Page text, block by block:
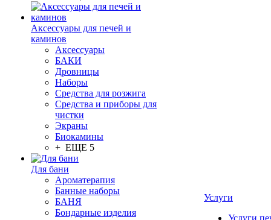
Аксессуары для печей и
каминов
Аксессуары
БАКИ
Дровницы
Наборы
Средства для розжига
Средства и приборы для
чистки
Экраны
Биокамины
+ ЕЩЕ 5
Для бани
Ароматерапия
Банные наборы
БАНЯ
Бондарные изделия
Услуги
Услуги